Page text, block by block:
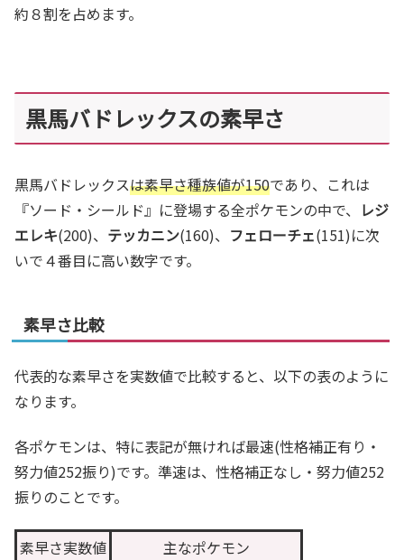
約８割を占めます。
黒馬バドレックスの素早さ
黒馬バドレックスは素早さ種族値が150であり、これは
『ソード・シールド』に登場する全ポケモンの中で、 レジ
エレキ(200)、 テッカニン(160)、 フェローチェ(151)に次
いで４番目に高い数字です。
素早さ比較
代表的な素早さを実数値で比較すると、以下の表のように
なります。
各ポケモンは、特に表記が無ければ最速(性格補正有り・
努力値252振り)です。準速は、性格補正なし・努力値252
振りのことです。
素早さ実数値
主なポケモン